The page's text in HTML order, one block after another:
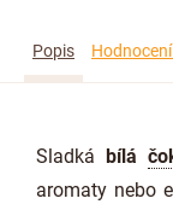
Popis
Sladká bílá
aromaty nebo